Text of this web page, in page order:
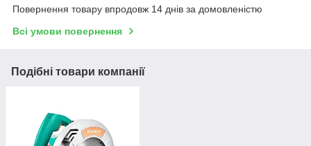
Повернення товару впродовж 14 днів за домовленістю
Всі умови повернення
Подібні товари компанії